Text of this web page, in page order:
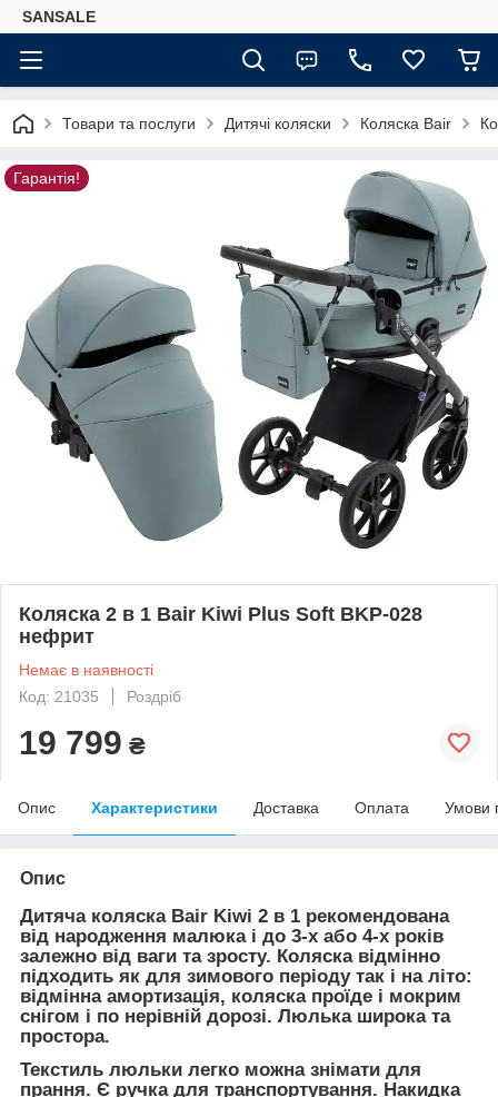
SANSALE
Товари та послуги Дитячі коляски Коляска Bair
Гарантія!
Коляска 2 в 1 Bair Kiwi Plus Soft BKP-028
нефрит
Немає в наявності
Код: 21035
Роздріб
19 799 ₴
Опис Характеристики Доставка Оплата Умови
Опис
Дитяча коляска Bair Kiwi 2 в 1 рекомендована
від народження малюка і до 3-х або 4-х років
залежно від ваги та зросту. Коляска відмінно
підходить як для зимового періоду так і на літо:
відмінна амортизація, коляска проїде і мокрим
снігом і по нерівній дорозі. Люлька широка та
простора.
Текстиль люльки легко можна знімати для
прання. Є ручка для транспортування. Накидка